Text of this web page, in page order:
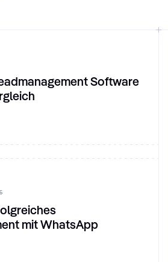
Software
mit WhatsApp